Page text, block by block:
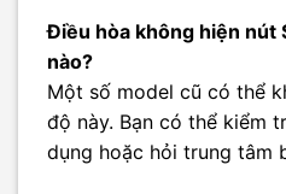
Điều hòa không hiện nút
nào?
Một số model cũ có thể
độ này. Bạn có thể kiểm
dụng hoặc hỏi trung tâm